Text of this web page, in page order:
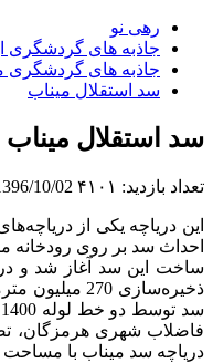
رهی نو
جاذبه های گردشگری
جاذبه های گردشگری
سد استقلال میناب
سد استقلال میناب
تعداد بازدید: ۴۱۰۱ 10/02
فاضلاب شهری هرمزگان،
دریاچه سد میناب با مساحت 19 کیلومترمربع و برخورداری از چشم‌انداز مناسب، از تفرجگاه‌های اهالی منطقه محسوب می‌شود.